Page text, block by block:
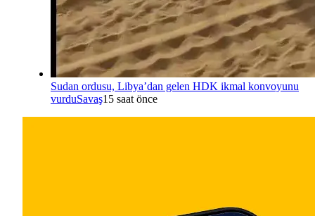
Sudan ordusu, Libya’dan gelen HDK ikmal konvoyunu
vurduSavaş15 saat önce